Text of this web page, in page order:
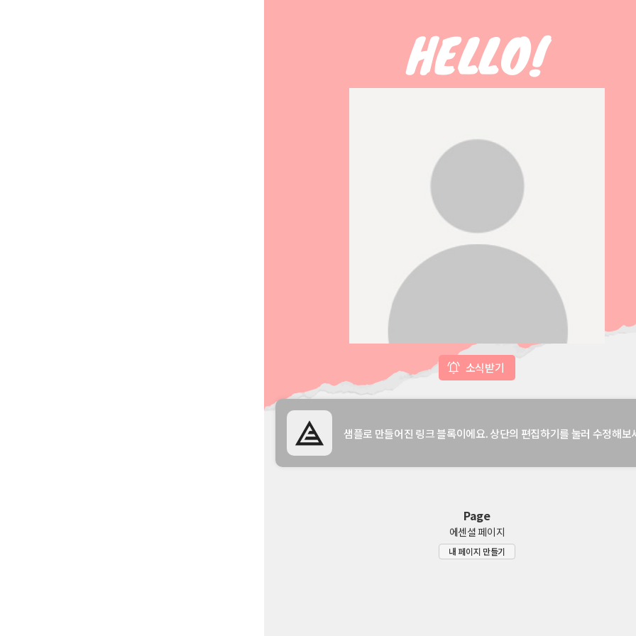
HELLO!
소식받기
샘플로 만들어진 링크 블록이에요. 상단의 편집하기를 눌러 수정해보
Page
에센셜 페이지
내 페이지 만들기